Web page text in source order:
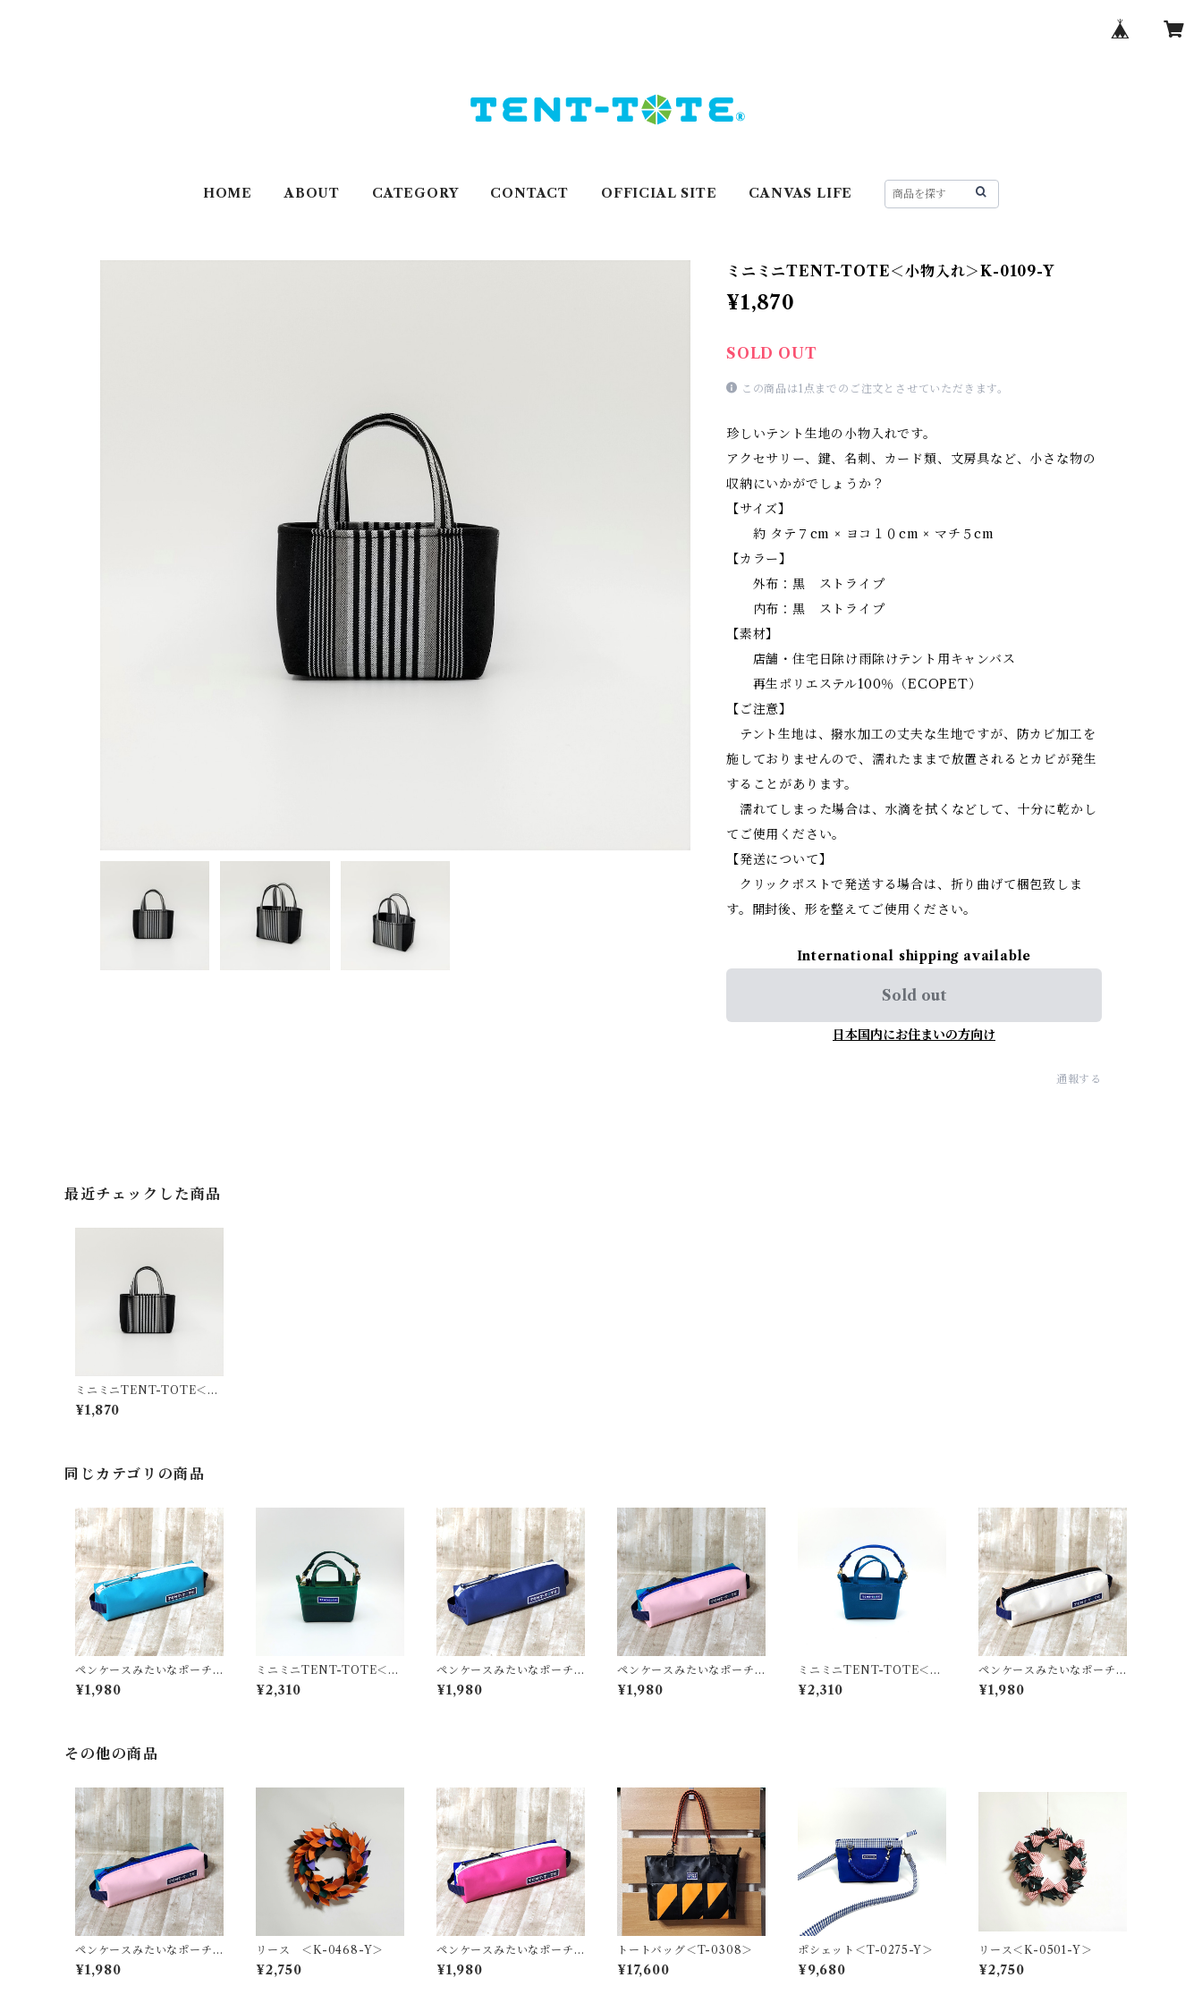
HOME ABOUT CATEGORY CONTACT OFFICIAL SITE CANVAS LIFE
ミニミニTENT-TOTE＜小物入れ＞K-0109-Y
¥1,870
SOLD OUT
この商品は1点までのご注文とさせていただきます。
珍しいテント生地の小物入れです。
アクセサリー、鍵、名刺、カード類、文房具など、小さな物の
収納にいかがでしょうか？
【サイズ】
約 タテ７cm × ヨコ１０cm × マチ５cm
【カラー】
外布：黒 ストライプ
内布：黒 ストライプ
【素材】
店舗・住宅日除け雨除けテント用キャンバス
再生ポリエステル100％（ECOPET）
【ご注意】
テント生地は、撥水加工の丈夫な生地ですが、防カビ加工を
施しておりませんので、濡れたままで放置されるとカビが発生
することがあります。
濡れてしまった場合は、水滴を拭くなどして、十分に乾かし
てご使用ください。
【発送について】
クリックポストで発送する場合は、折り曲げて梱包致しま
す。開封後、形を整えてご使用ください。
International shipping available
Sold out
日本国内にお住まいの方向け
通報する
最近チェックした商品
ミニミニTENT-TOTE＜小
物入れ＞K-0109-Y
¥1,870
同じカテゴリの商品
ペンケースみたいなポーチ
＜K-0664＞
¥1,980
ミニミニTENT-TOTE＜バ
ッグチャーム＞K-0515
¥2,310
ペンケースみたいなポーチ
＜K-0663＞
¥1,980
ペンケースみたいなポーチ
＜K-0661＞
¥1,980
ミニミニTENT-TOTE＜バ
ッグチャーム＞K-0512
¥2,310
ペンケースみたいなポーチ
＜K-0660＞
¥1,980
その他の商品
ペンケースみたいなポーチ
＜K-0661＞
¥1,980
リース ＜K-0468-Y＞
¥2,750
ペンケースみたいなポーチ
＜K-0656＞
¥1,980
トートバッグ＜T-0308＞
¥17,600
ポシェット＜T-0275-Y＞
¥9,680
リース＜K-0501-Y＞
¥2,750